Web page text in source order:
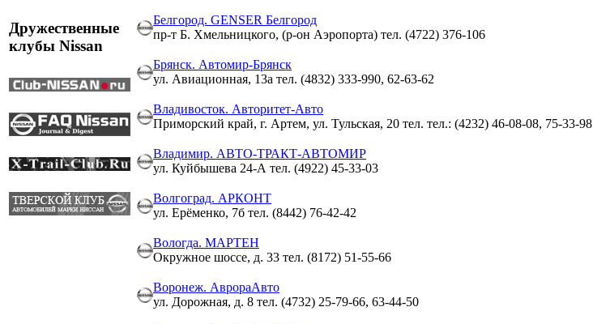
Дружественные
клубы Nissan
Белгород. GENSER Белгород
пр-т Б. Хмельницкого, (р-он Аэропорта) тел. (4722) 376-106
Брянск. Автомир-Брянск
ул. Авиационная, 13а тел. (4832) 333-990, 62-63-62
Владивосток. Авторитет-Авто
Приморский край, г. Артем, ул. Тульская, 20 тел. тел.: (4232) 46-08-08, 75-33-98
Владимир. АВТО-ТРАКТ-АВТОМИР
ул. Куйбышева 24-А тел. (4922) 45-33-03
Волгоград. АРКОНТ
ул. Ерёменко, 7б тел. (8442) 76-42-42
Вологда. МАРТЕН
Окружное шоссе, д. 33 тел. (8172) 51-55-66
Воронеж. АврораАвто
ул. Дорожная, д. 8 тел. (4732) 25-79-66, 63-44-50